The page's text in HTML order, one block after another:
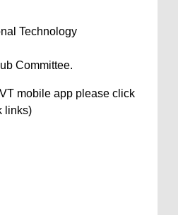
Technology
Committee.
mobile app please click
links)